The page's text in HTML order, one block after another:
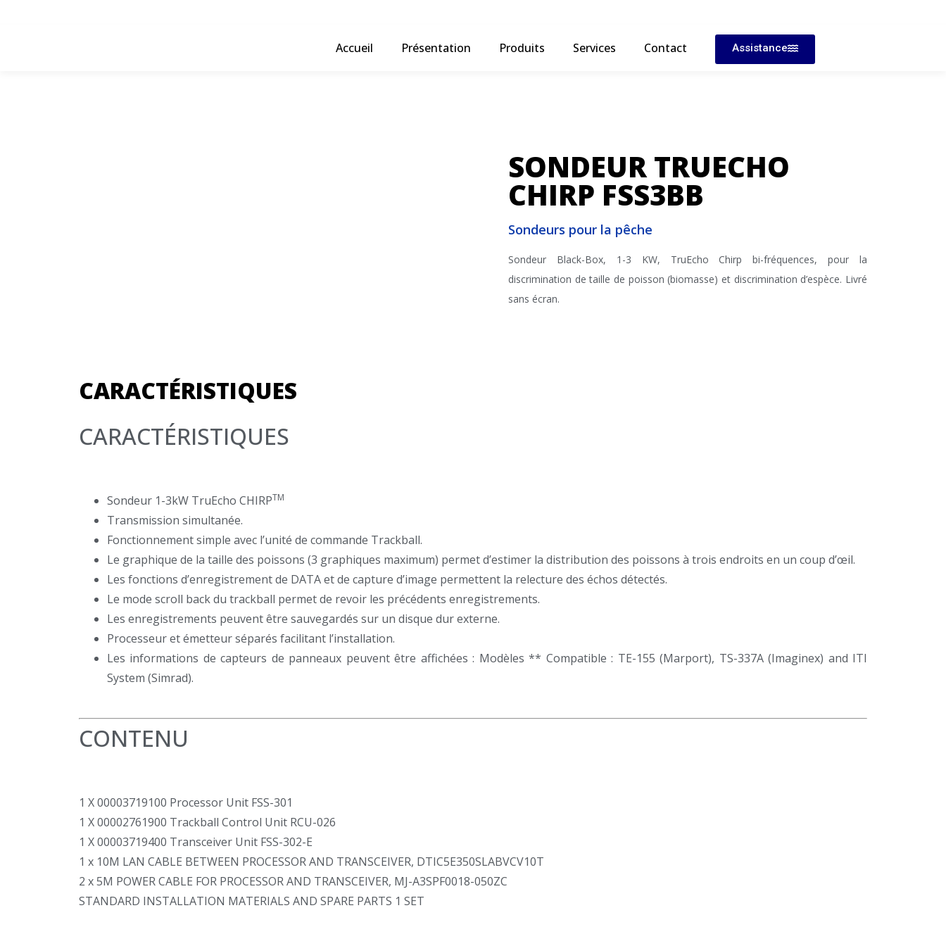
Accueil Présentation Produits Services Contact Assistance
SONDEUR TRUECHO
CHIRP FSS3BB
Sondeurs pour la pêche
Sondeur Black-Box, 1-3 KW, TruEcho Chirp bi-fréquences, pour la
discrimination de taille de poisson (biomasse) et discrimination d’espèce. Livré
sans écran.
CARACTÉRISTIQUES
CARACTÉRISTIQUES
Sondeur 1-3kW TruEcho CHIRPTM
Transmission simultanée.
Fonctionnement simple avec l’unité de commande Trackball.
Le graphique de la taille des poissons (3 graphiques maximum) permet d’estimer la distribution des poissons à trois endroits en un coup d’œil.
Les fonctions d’enregistrement de DATA et de capture d’image permettent la relecture des échos détectés.
Le mode scroll back du trackball permet de revoir les précédents enregistrements.
Les enregistrements peuvent être sauvegardés sur un disque dur externe.
Processeur et émetteur séparés facilitant l’installation.
Les informations de capteurs de panneaux peuvent être affichées : Modèles ** Compatible : TE-155 (Marport), TS-337A (Imaginex) and ITI
System (Simrad).
CONTENU
1 X 00003719100 Processor Unit FSS-301
1 X 00002761900 Trackball Control Unit RCU-026
1 X 00003719400 Transceiver Unit FSS-302-E
1 x 10M LAN CABLE BETWEEN PROCESSOR AND TRANSCEIVER, DTIC5E350SLABVCV10T
2 x 5M POWER CABLE FOR PROCESSOR AND TRANSCEIVER, MJ-A3SPF0018-050ZC
STANDARD INSTALLATION MATERIALS AND SPARE PARTS 1 SET